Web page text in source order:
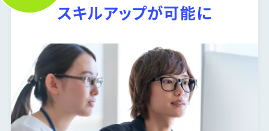
スキルアップが可能に